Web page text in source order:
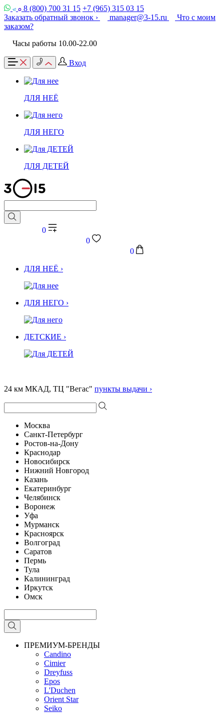
8 (800) 700 31 15 +7 (965) 315 03 15
Заказать обратный звонок ›
manager@3-15.ru
Что с моим
заказом?
Часы работы 10.00-22.00
Вход
ДЛЯ НЕЁ
ДЛЯ НЕГО
ДЛЯ ДЕТЕЙ
0
0
0
ДЛЯ НЕЁ ›
ДЛЯ НЕГО ›
ДЕТСКИЕ ›
24 км МКАД, ТЦ "Вегас" пункты выдачи ›
Москва
Санкт-Петербург
Ростов-на-Дону
Краснодар
Новосибирск
Нижний Новгород
Казань
Екатеринбург
Челябинск
Воронеж
Уфа
Мурманск
Красноярск
Волгоград
Саратов
Пермь
Тула
Калининград
Иркутск
Омск
ПРЕМИУМ-БРЕНДЫ
Candino
Cimier
Dreyfuss
Epos
L'Duchen
Orient Star
Seiko